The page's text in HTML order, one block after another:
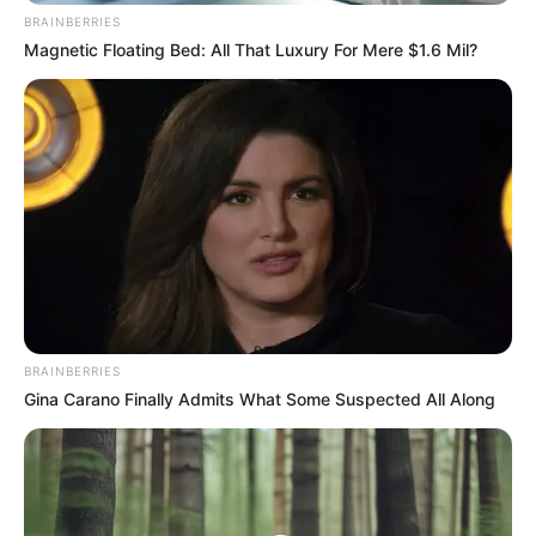
BRAINBERRIES
Magnetic Floating Bed: All That Luxury For Mere $1.6 Mil?
BRAINBERRIES
Gina Carano Finally Admits What Some Suspected All Along